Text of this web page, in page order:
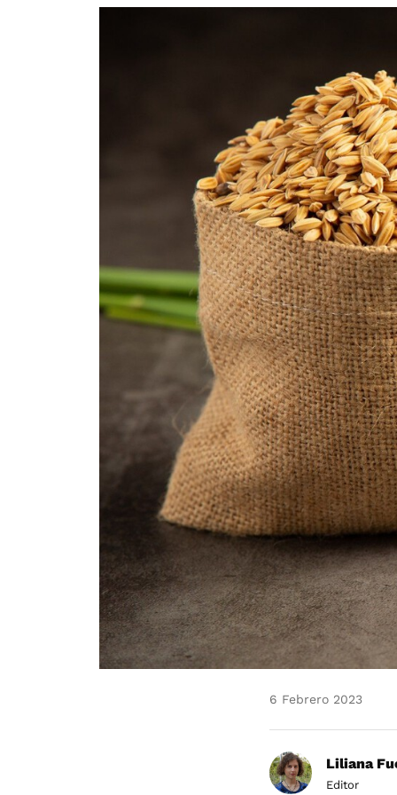
6 Febrero 2023
Liliana
Editor